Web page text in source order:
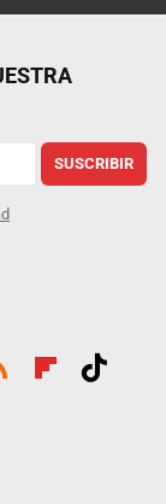
SUSCRIBIR